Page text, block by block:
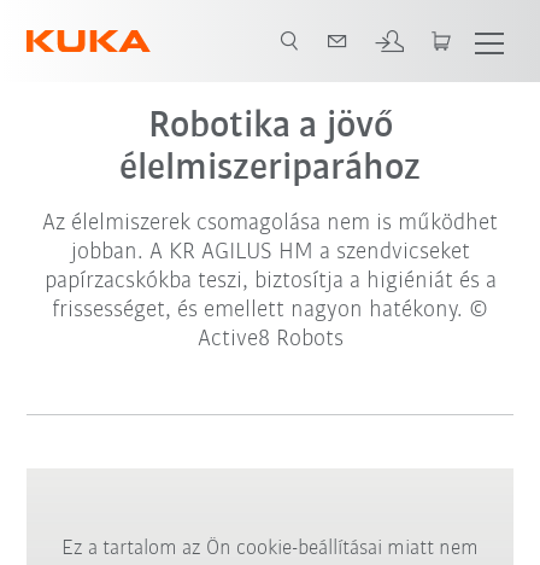
Robotika a jövő
élelmiszeriparához
Az élelmiszerek csomagolása nem is működhet
jobban. A KR AGILUS HM a szendvicseket
papírzacskókba teszi, biztosítja a higiéniát és a
frissességet, és emellett nagyon hatékony. ©
Active8 Robots
Ez a tartalom az Ön cookie-beállításai miatt nem